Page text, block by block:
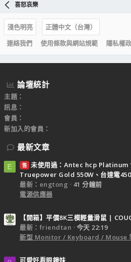
喜怒哀樂
淺色明亮
正體中文（台灣）
連絡我們
使用條款與網站規範 隱私權
論壇統計
主題
訊息
會員
新加入的會員
最新文章
E 售 未使用過：Antec hcp Platinum
Truepower Gold 550W、台達電
最新：engtong
41 分鐘前
電源供應器
【開箱】平價8K三模輕量滑鼠 |
最新：friendtan
今天 22:19
新型 Monitor / Keyboard / Mouse
可愛好看眼鏡妹